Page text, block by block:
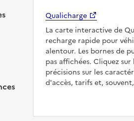
Qualicharge
La carte interactive de
recharge rapide pour
alentour. Les bornes de
pas affichées. Cliquez
précisions sur les
d'accès, tarifs et,